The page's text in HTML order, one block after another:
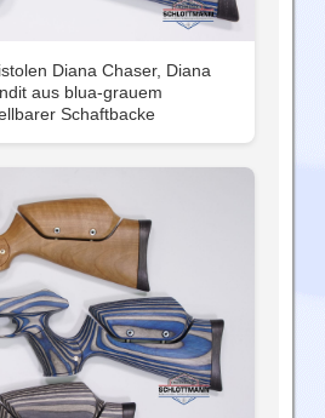
Diana Chaser, Diana
aus blua-grauem
Schaftbacke